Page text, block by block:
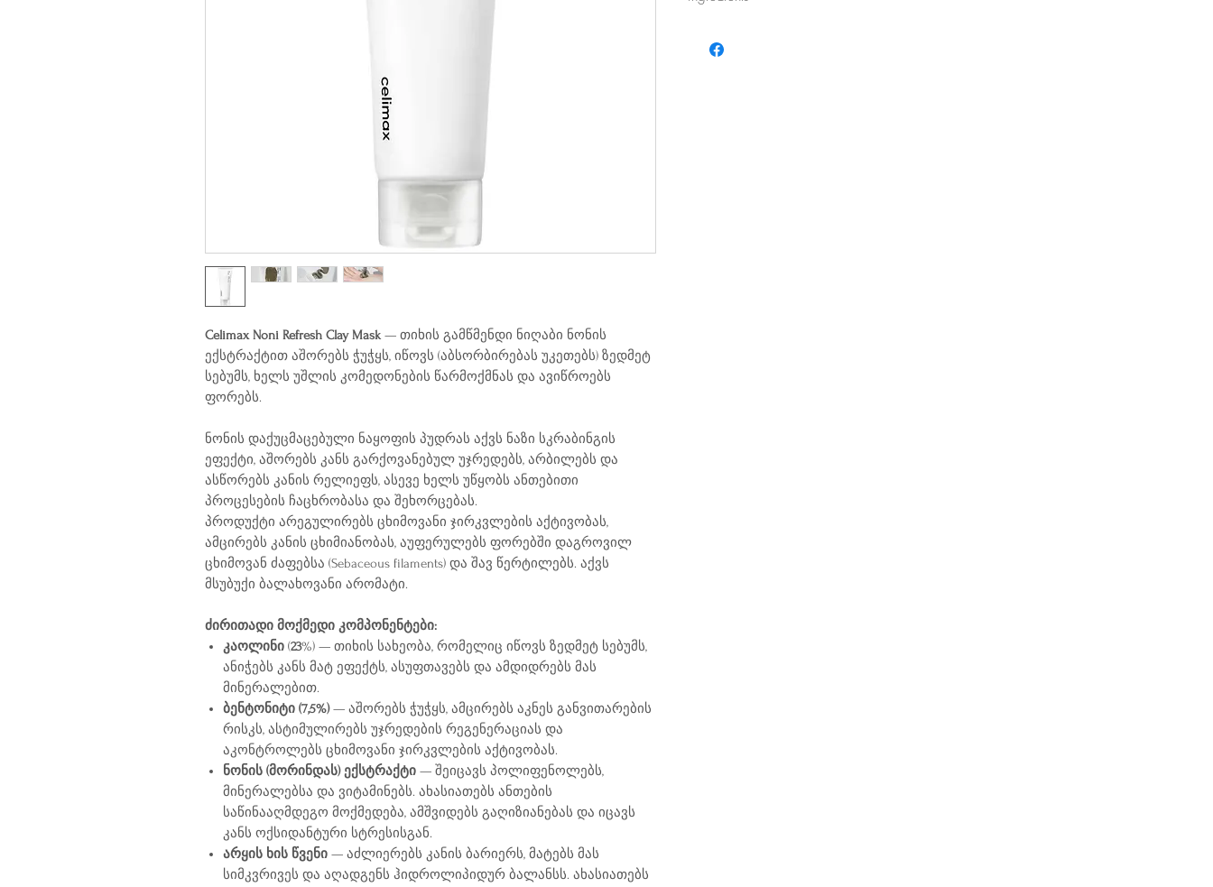
Celimax Noni Refresh Clay Mask — თიხის გამწმენდი ნიღაბი ნონის
ექსტრაქტით აშორებს ჭუჭყს, იწოვს (აბსორბირებას უკეთებს) ზედმეტ
სებუმს, ხელს უშლის კომედონების წარმოქმნას და ავიწროებს
ფორებს.
ნონის დაქუცმაცებული ნაყოფის პუდრას აქვს ნაზი სკრაბინგის
ეფექტი, აშორებს კანს გარქოვანებულ უჯრედებს, არბილებს და
ასწორებს კანის რელიეფს, ასევე ხელს უწყობს ანთებითი
პროცესების ჩაცხრობასა და შეხორცებას.
პროდუქტი არეგულირებს ცხიმოვანი ჯირკვლების აქტივობას,
ამცირებს კანის ცხიმიანობას, აუფერულებს ფორებში დაგროვილ
ცხიმოვან ძაფებსა (Sebaceous filaments) და შავ წერტილებს. აქვს
მსუბუქი ბალახოვანი არომატი.
ძირითადი მოქმედი კომპონენტები:
კაოლინი (23%) — თიხის სახეობა, რომელიც იწოვს ზედმეტ სებუმს,
ანიჭებს კანს მატ ეფექტს, ასუფთავებს და ამდიდრებს მას
მინერალებით.
ბენტონიტი (7,5%)— აშორებს ჭუჭყს, ამცირებს აკნეს განვითარების
რისკს, ასტიმულირებს უჯრედების რეგენერაციას და
აკონტროლებს ცხიმოვანი ჯირკვლების აქტივობას.
ნონის (მორინდას) ექსტრაქტი — შეიცავს პოლიფენოლებს,
მინერალებსა და ვიტამინებს. ახასიათებს ანთების
საწინააღმდეგო მოქმედება, ამშვიდებს გაღიზიანებას და იცავს
კანს ოქსიდანტური სტრესისგან.
არყის ხის წვენი — აძლიერებს კანის ბარიერს, მატებს მას
სიმკვრივეს და აღადგენს ჰიდროლიპიდურ ბალანსს. ახასიათებს
Propanediol, Alcohol Denat., 1,2-Hexanediol, Dipropylene